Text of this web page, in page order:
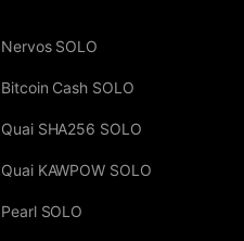
Nervos SOLO
Bitcoin Cash SOLO
Quai SHA256 SOLO
Quai KAWPOW SOLO
Pearl SOLO